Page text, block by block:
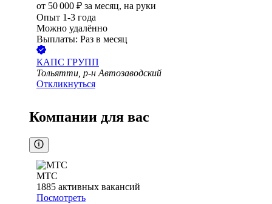
от 50 000 ₽ за месяц, на руки
Опыт 1-3 года
Можно удалённо
Выплаты: Раз в месяц
КАПС ГРУПП
Тольятти, р-н Автозаводский
Откликнуться
Компании для вас
МТС
1885 активных вакансий
Посмотреть